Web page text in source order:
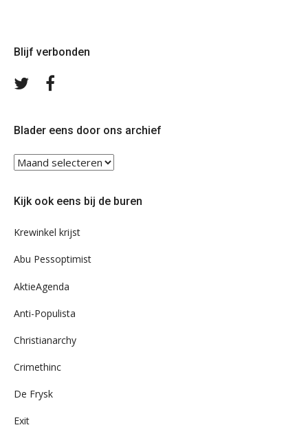
Blijf verbonden
Volg
Blader eens door ons archief
Blader
ons
Kijk ook eens bij de buren
Krewinkel krijst
Abu Pessoptimist
AktieAgenda
Anti-Populista
Christianarchy
Crimethinc
De Frysk
Exit